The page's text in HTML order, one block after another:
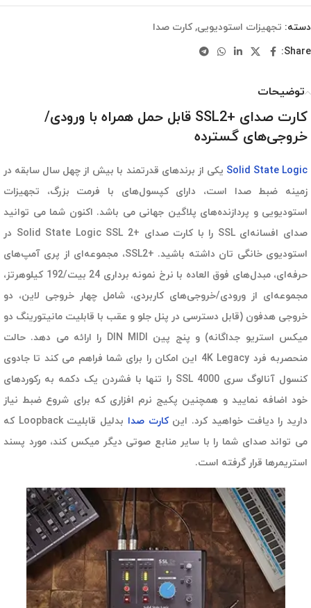
دسته: تجهیزات استودیویی, کارت صدا
Share:
توضیحات
کارت صدای +SSL2 قابل حمل همراه با ورودی/
خروجی‌های گسترده
Solid State Logic یکی از برندهای قدرتمند با بیش از چهل سال سابقه در
زمینه ضبط صدا است، دارای کپسول‌های با فرمت بزرگ، تجهیزات
استودیویی و پردازنده‌های پلاگین جهانی می باشد. اکنون شما می توانید
صدای افسانه‌ای SSL را با کارت صدای +Solid State Logic SSL 2 در
استودیوی خانگی تان داشته باشید. +SSL2، مجموعه‌ای از پری آمپ‌های
حرفه‌ای، مبدل‌های فوق العاده با نرخ نمونه برداری 24 بیت/192 کیلوهرتز،
مجموعه‌ای از ورودی/خروجی‌های کاربردی، شامل چهار خروجی لاین، دو
خروجی هدفون (قابل دسترسی در پنل جلو و عقب با قابلیت مانیتورینگ دو
میکس استریو جداگانه) و پنج پین DIN MIDI را ارائه می دهد. حالت
منحصربه فرد 4K Legacy این امکان را برای شما فراهم می کند تا جادوی
کنسول آنالوگ سری SSL 4000 را تنها با فشردن یک دکمه به رکوردهای
خود اضافه نمایید و همچنین پکیج نرم افزاری که برای شروع ضبط نیاز
دارید را دیافت خواهید کرد. اینکارت صدا
بدلیل قابلیت Loopback که
می تواند صدای شما را با سایر منابع صوتی دیگر میکس کند، مورد پسند
استریمرها قرار گرفته است.